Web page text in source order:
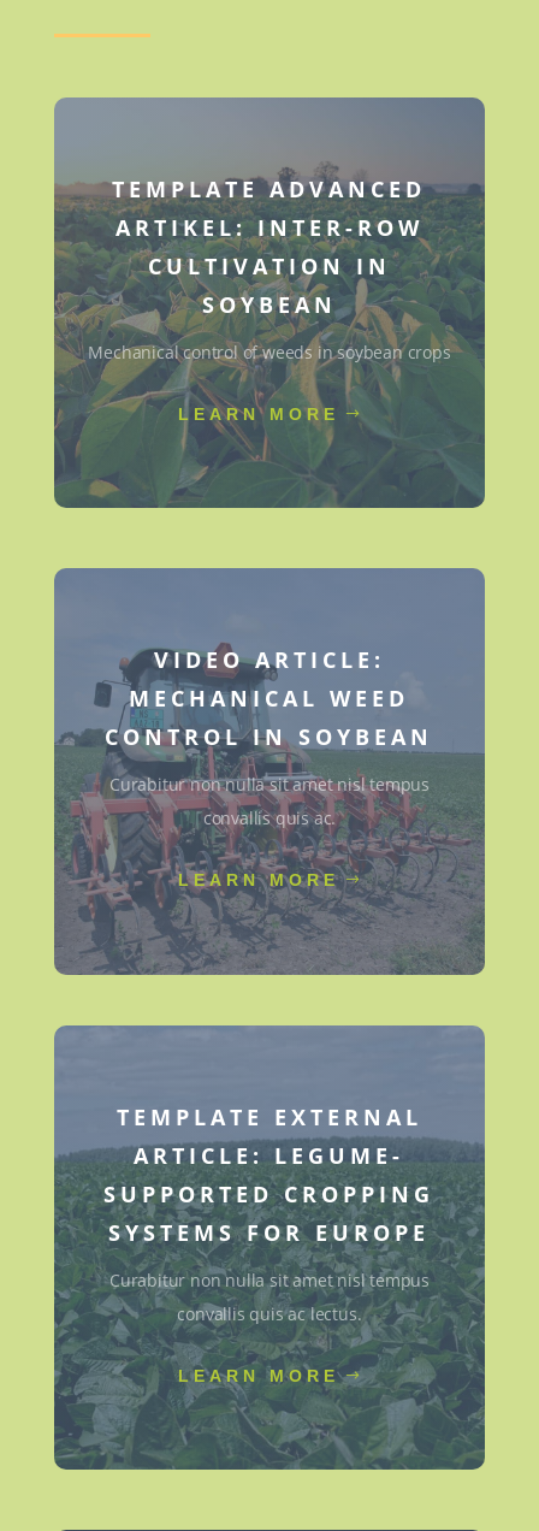
TEMPLATE ADVANCED
ARTIKEL: INTER-ROW
CULTIVATION IN
SOYBEAN
Mechanical control of weeds in soybean crops
LEARN MORE
VIDEO ARTICLE:
MECHANICAL WEED
CONTROL IN SOYBEAN
Curabitur non nulla sit amet nisl tempus
convallis quis ac.
LEARN MORE
TEMPLATE EXTERNAL
ARTICLE: LEGUME-
SUPPORTED CROPPING
SYSTEMS FOR EUROPE
Curabitur non nulla sit amet nisl tempus
convallis quis ac lectus.
LEARN MORE